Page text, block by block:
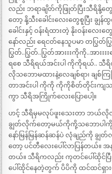
လည်း ဘရာချိတ်ကိုဖြုတ်ပြီးသီရိနို့
တော့ နို့သီးခေါင်းလေးတွေစူပြီး ချွ
ခေါင်းနှင့် ဝန်းရံထားတဲ့ နိုးဝန်းလေ
နော်လည်း ရေငတ်နေသူပမာ တပြွ
ပြွတ်..ပြွတ်..ပြွတ်အားးးကိုကို..အားးးး
ရစေ သီရိရယ်အင်းပါ ကိုကိုရယ်.. သီ
လိုသဘောမထားနဲ့လေချစ်ရာ၊ ချစ်
တာအင်းပါ ကိုကို ကိုကိုစိတ်တိုင်းကျသ
ကွာ သီရိအကြိုက်လေးပြောပေါ့။
ဟင့် သီရိမှမလုပ်ဖူးသေးတာ ဘယ်လို
ချွတ်လိုက်တော့မယ်ကိုကို့သဘောပါကို
နော်မြန်မြန်ဆန်ဆန်ပဲ လုံချည်ကို ခ
တော့ ပင်တီလေးပေါ်လာပြန်တယ်။
တယ်။ သီရိကလည်း ကုတင်ပေါ်ထိုင်ပ
ပေါ်ထိုင်နေတဲ့တွက် ပိပိကို ထင်ထင်ရှား